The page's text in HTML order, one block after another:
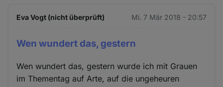
Eva Vogt (nicht überprüft) Mi. 7 Mär 2018 - 20:57
Wen wundert das, gestern
Wen wundert das, gestern wurde ich mit Grauen
im Thementag auf Arte, auf die ungeheuren